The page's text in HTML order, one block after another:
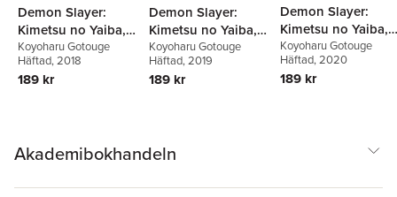
Demon Slayer:
Kimetsu no Yaiba,
Vol. 1
Koyoharu Gotouge
Häftad, 2018
189 kr
Demon Slayer:
Kimetsu no Yaiba,
Vol. 6
Koyoharu Gotouge
Häftad, 2019
189 kr
Demon Slayer:
Kimetsu no Yaiba,
Vol. 15
Koyoharu Gotouge
Häftad, 2020
189 kr
Akademibokhandeln